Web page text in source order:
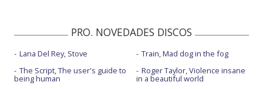
PRO. NOVEDADES DISCOS
Lana Del Rey, Stove
The Script, The user's guide to
being human
Train, Mad dog in the fog
Roger Taylor, Violence insane
in a beautiful world